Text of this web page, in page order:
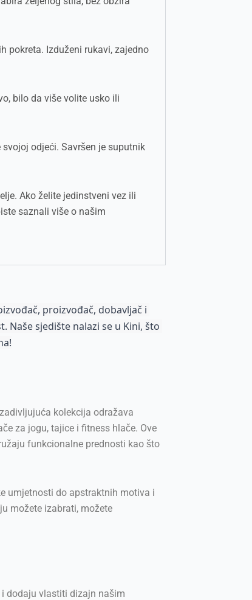
pokreta. Izduženi rukavi, zajedno
bilo da više volite usko ili
odjeći. Savršen je suputnik
Ako želite jedinstveni vez ili
saznali više o našim
proizvođač, dobavljač i
sjedište nalazi se u Kini, što
kolekcija odražava
za jogu, tajice i fitness hlače. Ove
funkcionalne prednosti kao što
umjetnosti do apstraktnih motiva i
možete izabrati, možete
dodaju vlastiti dizajn našim